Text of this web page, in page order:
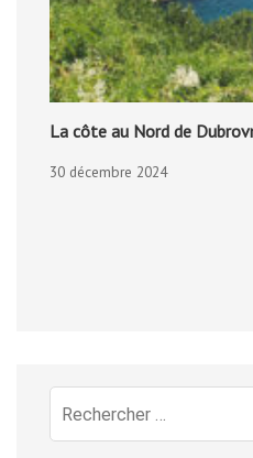
La côte au Nord de
30 décembre 2024
Recherche
pour